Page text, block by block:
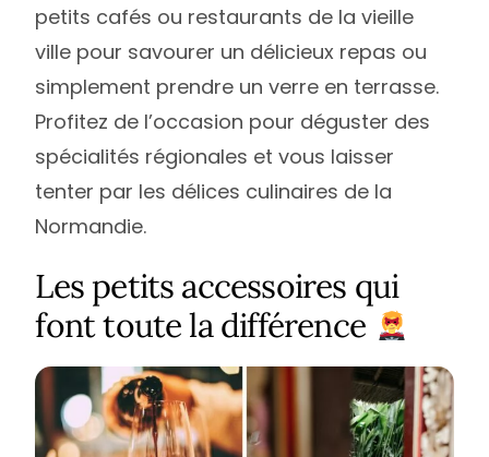
petits cafés ou restaurants de la vieille
ville pour savourer un délicieux repas ou
simplement prendre un verre en terrasse.
Profitez de l’occasion pour déguster des
spécialités régionales et vous laisser
tenter par les délices culinaires de la
Normandie.
Les petits accessoires qui
font toute la différence